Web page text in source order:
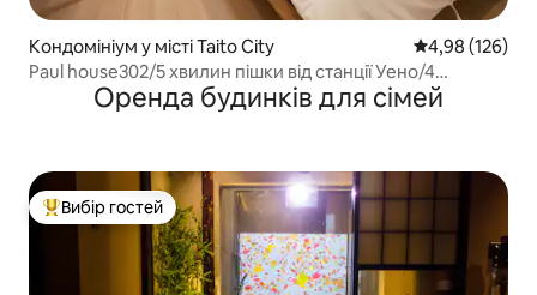
Кондомініум у місті Taito City Середня
4,98 (126)
Paul house302/5 хвилин пішки від станції Уено/4
хвилини від Окамоті/прямий зв'язок з Нарітою/
безкоштовний високошвидкісний Інтернет/ліфт у
Оренда будинків для сімей
Топ вибір гостей
Вибір гостей